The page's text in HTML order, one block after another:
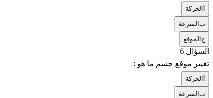
أ الحركة
ب السرعة
ج الموقع
السؤال 6
تغيير موقع جسم ما هو :
أ الحركة
ب السرعة